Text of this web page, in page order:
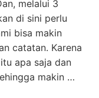
melalui 3
di sini perlu
bisa makin
catatan. Karena
apa saja dan
makin …